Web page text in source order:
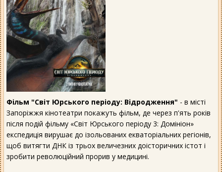
Фільм "Світ Юрського періоду: Відродження" - в місті
Запоріжжя кінотеатри покажуть фільм, де через п'ять років
після подій фільму «Світ Юрського періоду 3: Домініон»
експедиція вирушає до ізольованих екваторіальних регіонів,
щоб витягти ДНК із трьох величезних доісторичних істот і
зробити революційний прорив у медицині.